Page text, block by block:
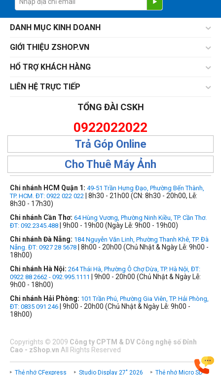
DANH MỤC KINH DOANH
GIỚI THIỆU ZSHOP.VN
HỔ TRỢ KHÁCH HÀNG
LIÊN HỆ TRỰC TIẾP
TỔNG ĐÀI CSKH
0922022022
Trả Góp Online
Cho Thuê Máy Ảnh
Chi nhánh HCM Quận 1: 49-51 Trần Hưng Đạo, Phường Bến Thành,
TP. HCM. ĐT: 0922 022 022 | 8h30 - 21h00 (CN: 8h30 - 20h00, Lễ:
8h30 - 17h30)
Chi nhánh Cần Thơ: 64 Hùng Vương, Phường Ninh Kiều, TP. Cần Thơ.
ĐT: 092.2345.488 | 9h00 - 19h00 (Ngày Lễ: 9h00 - 19h00)
Chi nhánh Đà Nẵng: 184 Nguyễn Văn Linh, Phường Thanh Khê, TP. Đà
Nẵng. ĐT: 0927 28 5678 | 8h00 - 20h00 (Chủ Nhật & Ngày Lễ: 9h00 -
18h00)
Chi nhánh Hà Nội: 264 Thái Hà, Phường Ô Chợ Dừa, TP. Hà Nội, ĐT:
0922 88 2662 - 092.995.1111
| 9h00 - 20h00 (Chủ Nhật & Ngày Lễ:
9h00 - 18h00)
Chi nhánh Hải Phòng: 101 Trần Phú, Phường Gia Viên, TP. Hải Phòng,
ĐT: 0835 091 246 | 9h00 - 20h00 (Chủ Nhật & Ngày Lễ: 9h00 -
18h00)
Copyrights © 2009 Công ty CPTM & DV Công nghệ số Đỉnh
Cao - zShop.vn All Rights Reserved
Thẻ nhớ CFexpress Studio Display 27" 2026 Thẻ nhớ Micro SD